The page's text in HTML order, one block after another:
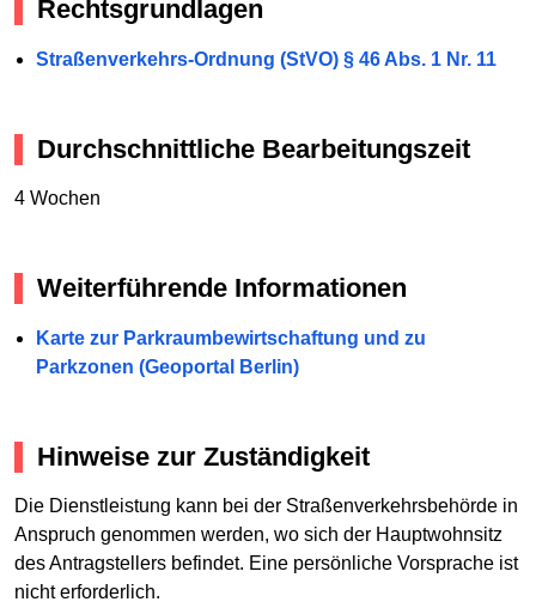
Rechtsgrundlagen
Straßenverkehrs-Ordnung (StVO) § 46 Abs. 1 Nr. 11
Durchschnittliche Bearbeitungszeit
4 Wochen
Weiterführende Informationen
Karte zur Parkraumbewirtschaftung und zu
Parkzonen (Geoportal Berlin)
Hinweise zur Zuständigkeit
Die Dienstleistung kann bei der Straßenverkehrsbehörde in
Anspruch genommen werden, wo sich der Hauptwohnsitz
des Antragstellers befindet. Eine persönliche Vorsprache ist
nicht erforderlich.